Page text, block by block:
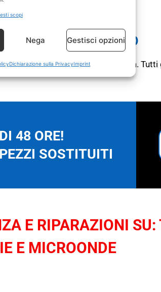
scopi
Nega Gestisci opzioni
Dichiarazione sulla PrivacyImprint
NEFF Castenaso
GARANZIA 1 ANNO
su prodotti NEFF fuori garanzia. Tutti
48 ORE!
SOSTITUITI
E RIPARAZIONI SU:
E MICROONDE